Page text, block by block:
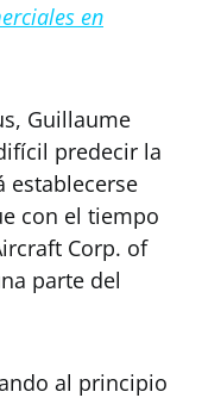
en
Guillaume
predecir la
establecerse
con el tiempo
Corp. of
parte del
al principio